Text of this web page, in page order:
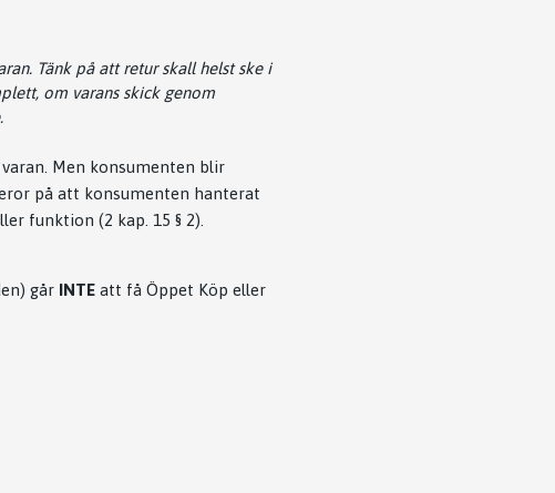
Tänk på att retur skall helst ske i
om varans skick genom
Men konsumenten blir
på att konsumenten hanterat
funktion (2 kap. 15 § 2).
går INTE att få Öppet Köp eller